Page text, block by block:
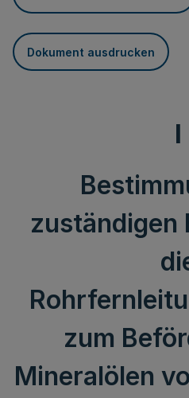
Dokument ausdrucken
I
zuständigen
zum
Mineralölen